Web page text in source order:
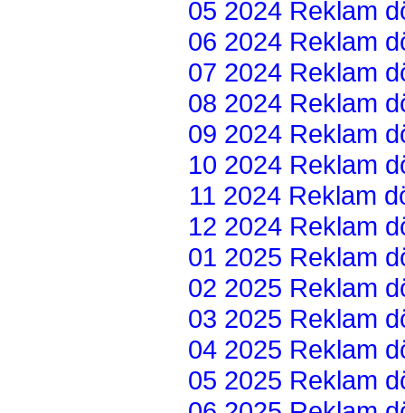
05 2024 Reklam
06 2024 Reklam
07 2024 Reklam
08 2024 Reklam
09 2024 Reklam
10 2024 Reklam
11 2024 Reklam
12 2024 Reklam
01 2025 Reklam
02 2025 Reklam
03 2025 Reklam
04 2025 Reklam
05 2025 Reklam